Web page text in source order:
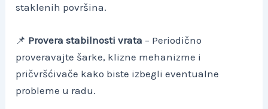
staklenih površina.
📌 Provera stabilnosti vrata – Periodično
proveravajte šarke, klizne mehanizme i
pričvršćivače kako biste izbegli eventualne
probleme u radu.